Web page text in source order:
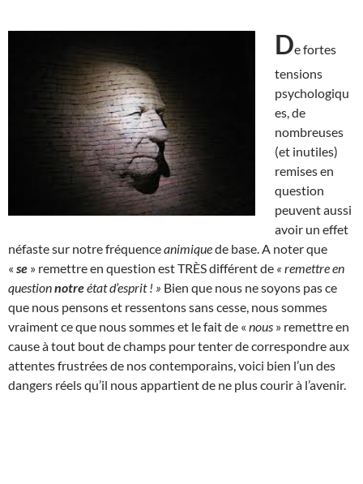
De fortes
tensions
psychologiqu
es, de
nombreuses
(et inutiles)
remises en
question
peuvent aussi
avoir un effet
néfaste sur notre fréquenceanimiquede base. A noter que
« se » remettre en question est TRÈS différent de « remettre en
questionnotreétat d’esprit ! » Bien que nous ne soyons pas ce
que nous pensons et ressentons sans cesse, nous sommes
vraiment ce que nous sommes et le fait de « nous » remettre en
cause à tout bout de champs pour tenter de correspondre aux
attentes frustrées de nos contemporains, voici bien l’un des
dangers réels qu’il nous appartient de ne plus courir à l’avenir.